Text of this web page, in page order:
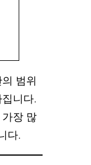
범위
니다.
장 많
다.